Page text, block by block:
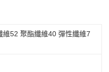
維52 聚酯纖維40 彈性纖維7